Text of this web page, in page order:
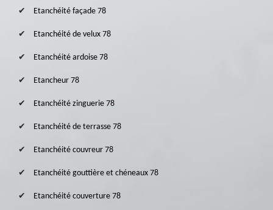
Etanchéité façade 78
Etanchéité de velux 78
Etanchéité ardoise 78
Etancheur 78
Etanchéité zinguerie 78
Etanchéité de terrasse 78
Etanchéité couvreur 78
Etanchéité gouttière et chéneaux 78
Etanchéité couverture 78